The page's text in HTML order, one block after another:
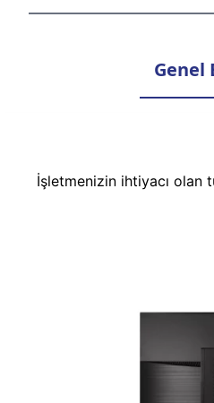
Genel
İşletmenizin ihtiyacı olan